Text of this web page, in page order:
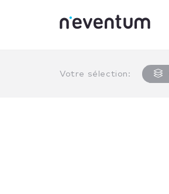
Votre sélection: